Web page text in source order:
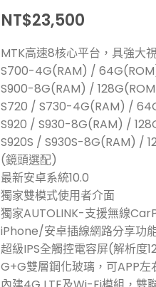
NT$23,500
MTK高速8核心平台，具強大
S700-4G(RAM) /
S900-8G(RAM) /
S720 / S730-4G(RAM) /
S920 / S930-8G(RAM) /
S920S / S930S-8G(RAM) /
(鏡頭選配)
最新安卓系統10.0
獨家雙模式使用者介面
獨家AUTOLINK-支援無線
iPhone/安卓插線網路分享功
超級IPS全觸控電容屏(解析
G+G雙層鋼化玻璃，可APP左